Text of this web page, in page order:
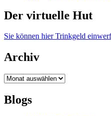
Der virtuelle Hut
Sie können hier Trinkgeld
Archiv
Archiv
Blogs